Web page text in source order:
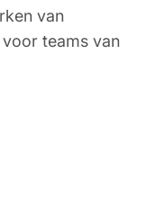
van
teams van